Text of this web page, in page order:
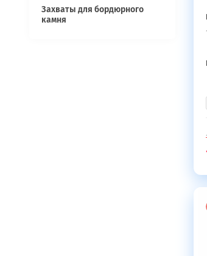
Захваты для бордюрного
камня